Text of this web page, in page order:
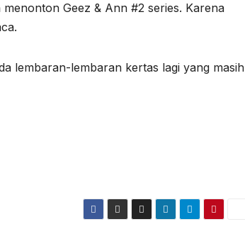
Geez & Ann #2 series. Karena
lembaran-lembaran kertas lagi yang masih